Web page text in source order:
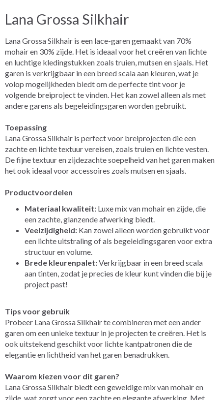
Lana Grossa Silkhair
Lana Grossa Silkhair is een lace-garen gemaakt van 70%
mohair en 30% zijde. Het is ideaal voor het creëren van lichte
en luchtige kledingstukken zoals truien, mutsen en sjaals. Het
garen is verkrijgbaar in een breed scala aan kleuren, wat je
volop mogelijkheden biedt om de perfecte tint voor je
volgende breiproject te vinden. Het kan zowel alleen als met
andere garens als begeleidingsgaren worden gebruikt.
Toepassing
Lana Grossa Silkhair is perfect voor breiprojecten die een
zachte en lichte textuur vereisen, zoals truien en lichte vesten.
De fijne textuur en zijdezachte soepelheid van het garen maken
het ook ideaal voor accessoires zoals mutsen en sjaals.
Productvoordelen
Materiaal kwaliteit: Luxe mix van mohair en zijde, die
een zachte, glanzende afwerking biedt.
Veelzijdigheid: Kan zowel alleen worden gebruikt voor
een lichte uitstraling of als begeleidingsgaren voor extra
structuur en volume.
Brede kleurenpalet:Verkrijgbaar in een breed scala
aan tinten, zodat je precies de kleur kunt vinden die bij je
project past!
Tips voor gebruik
Probeer Lana Grossa Silkhair te combineren met een ander
garen om een unieke textuur in je projecten te creëren. Het is
ook uitstekend geschikt voor lichte kantpatronen die de
elegantie en lichtheid van het garen benadrukken.
Waarom kiezen voor dit garen?
Lana Grossa Silkhair biedt een geweldige mix van mohair en
zijde, wat zorgt voor een zachte en elegante afwerking. Met